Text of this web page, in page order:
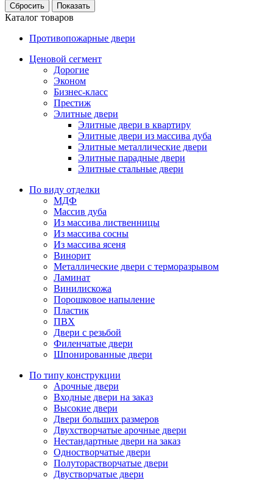
Каталог товаров
Противопожарные двери
Ценовой сегмент
Дорогие
Эконом
Бизнес-класс
Престиж
Элитные двери
Элитные двери в квартиру
Элитные двери из массива дуба
Элитные металлические двери
Элитные парадные двери
Элитные стальные двери
По виду отделки
МДФ
Массив дуба
Из массива лиственницы
Из массива сосны
Из массива ясеня
Винорит
Металлические двери с терморазрывом
Ламинат
Винилискожа
Порошковое напыление
Пластик
ПВХ
Двери с резьбой
Филенчатые двери
Шпонированные двери
По типу конструкции
Арочные двери
Входные двери на заказ
Высокие двери
Двери больших размеров
Двухстворчатые арочные двери
Нестандартные двери на заказ
Одностворчатые двери
Полуторастворчатые двери
Двустворчатые двери